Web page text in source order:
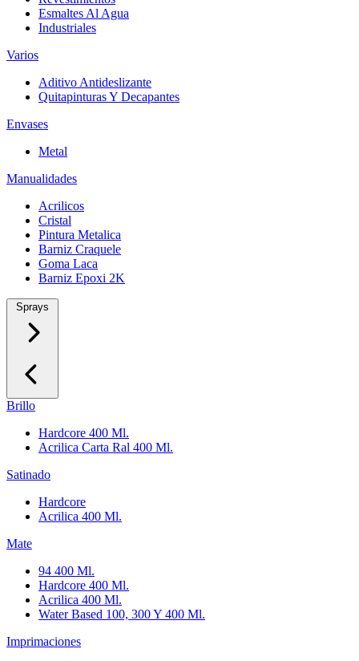
Esmaltes Al Agua
Industriales
Varios
Aditivo Antideslizante
Quitapinturas Y Decapantes
Envases
Metal
Manualidades
Acrilicos
Cristal
Pintura Metalica
Barniz Craquele
Goma Laca
Barniz Epoxi 2K
Sprays
Brillo
Hardcore 400 Ml.
Acrilica Carta Ral 400 Ml.
Satinado
Hardcore
Acrilica 400 Ml.
Mate
94 400 Ml.
Hardcore 400 Ml.
Acrilica 400 Ml.
Water Based 100, 300 Y 400 Ml.
Imprimaciones